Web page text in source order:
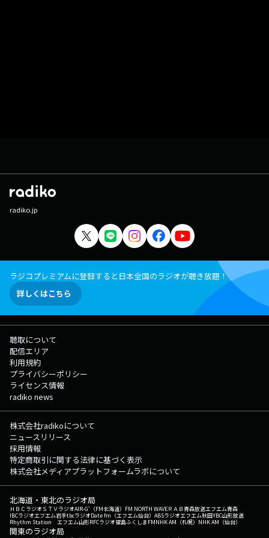
radiko.jp
ラジコプレミアムに登録すると日本全国のラジオが聴き放題！
詳しくはこちら
聴取について
配信エリア
利用規約
プライバシーポリシー
ライセンス情報
radiko news
株式会社radikoについて
ニュースリリース
採用情報
特定商取引に関する法律に基づく表示
株式会社メディアプラットフォームラボについて
北海道・東北のラジオ局
ＨＢＣラジオＳＴＶラジオAIR-G'（FM北海道） FM NORTH WAVEＲＡＢ青森放送エフエム青森
IBCラジオエフエム岩手tbcラジオDate fm（エフエム仙台） ABSラジオエフエム秋田YBC山形放送
Rhythm Station エフエム山形RFCラジオ福島ふくしまFMNHK AM（札幌） NHK AM（仙台）
関東のラジオ局